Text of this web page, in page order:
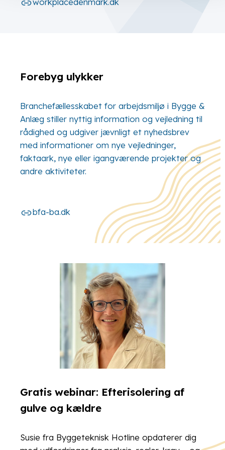
workplacedenmark.dk
Forebyg ulykker
Branchefællesskabet for arbejdsmiljø i Bygge &
Anlæg stiller nyttig information og vejledning til
rådighed og udgiver jævnligt et nyhedsbrev
med informationer om nye vejledninger,
faktaark, nye eller igangværende projekter og
andre aktiviteter.
bfa-ba.dk
Gratis webinar: Efterisolering af
gulve og kældre
Susie fra Byggeteknisk Hotline opdaterer dig